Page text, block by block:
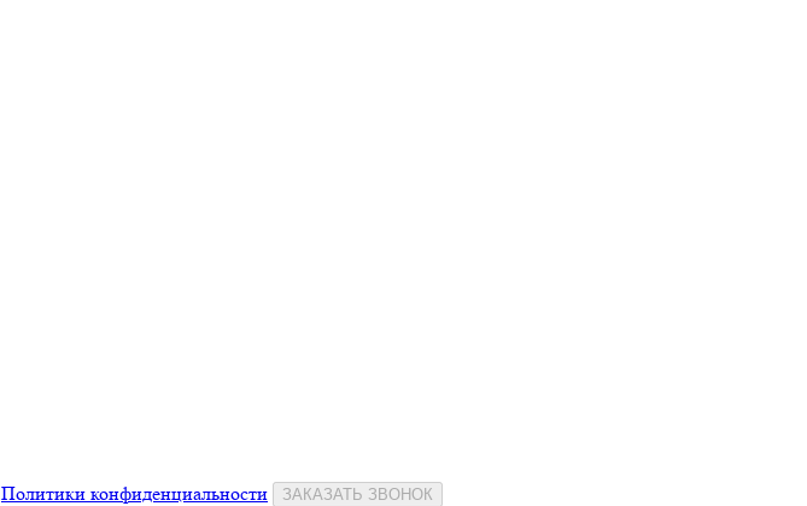
Политики конфиденциальности ЗАКАЗАТЬ ЗВОНОК